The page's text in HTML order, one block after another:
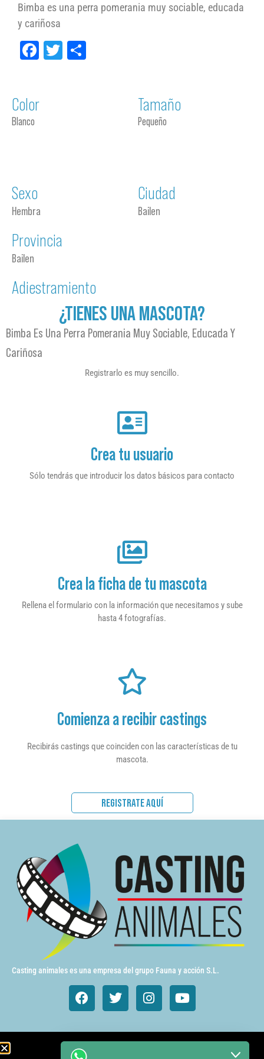
Bimba es una perra pomerania muy sociable, educada
y cariñosa
Facebook
Twitter
Color
Blanco
Tamaño
Pequeño
Sexo
Hembra
Ciudad
Bailen
Provincia
Bailen
Adiestramiento
¿TIENES UNA MASCOTA?
Bimba Es Una Perra Pomerania Muy Sociable, Educada Y
Cariñosa
Registrarlo es muy sencillo.
Crea tu usuario
Sólo tendrás que introducir los datos básicos para contacto
Crea la ficha de tu mascota
Rellena el formulario con la información que necesitamos y sube
hasta 4 fotografías.
Comienza a recibir castings
Recibirás castings que coinciden con las características de tu
mascota.
REGISTRATE AQUÍ
Casting animales es una empresa del grupo Fauna y acción S.L.
Animales de cine y TV